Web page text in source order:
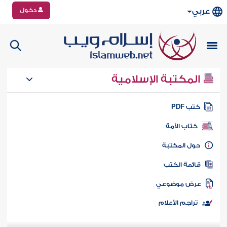
عربي دخول
المكتبة الإسلامية
كتب PDF
كتاب الأمة
المكتبة
الكتب
موضوعي